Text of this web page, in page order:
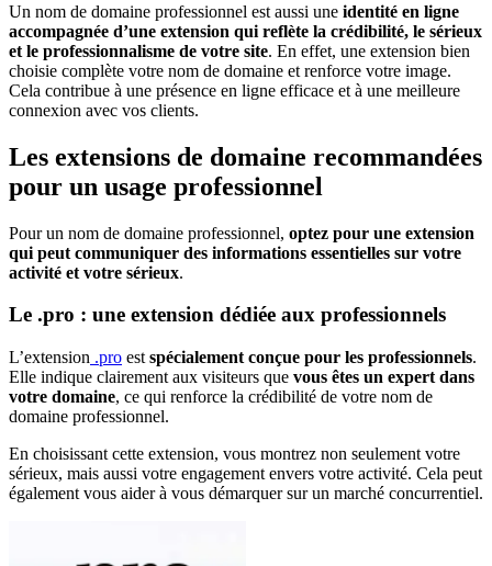
Un nom de domaine professionnel est aussi une identité en ligne
accompagnée d’une extension qui reflète la crédibilité, le sérieux
et le professionnalisme de votre site. En effet, une extension bien
choisie complète votre nom de domaine et renforce votre image.
Cela contribue à une présence en ligne efficace et à une meilleure
connexion avec vos clients.
Les extensions de domaine recommandées
pour un usage professionnel
Pour un nom de domaine professionnel, optez pour une extension
qui peut communiquer des informations essentielles sur votre
activité et votre sérieux.
Le .pro : une extension dédiée aux professionnels
L’extension .pro est spécialement conçue pour les professionnels.
Elle indique clairement aux visiteurs que vous êtes un expert dans
votre domaine, ce qui renforce la crédibilité de votre nom de
domaine professionnel.
En choisissant cette extension, vous montrez non seulement votre
sérieux, mais aussi votre engagement envers votre activité. Cela peut
également vous aider à vous démarquer sur un marché concurrentiel.